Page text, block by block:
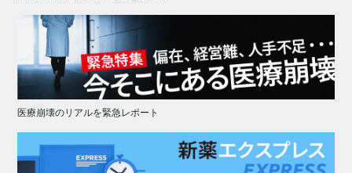
医療崩壊のリアルを緊急レポート